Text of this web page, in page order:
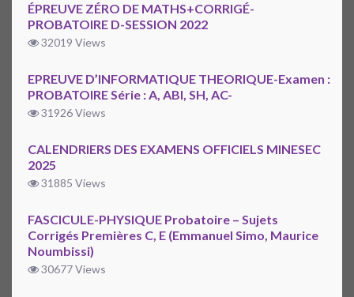
ÉPREUVE ZÉRO DE MATHS+CORRIGÉ-
PROBATOIRE D-SESSION 2022
32019 Views
EPREUVE D’INFORMATIQUE THEORIQUE-Examen :
PROBATOIRE Série : A, ABI, SH, AC-
31926 Views
CALENDRIERS DES EXAMENS OFFICIELS MINESEC
2025
31885 Views
FASCICULE-PHYSIQUE Probatoire – Sujets
Corrigés Premières C, E (Emmanuel Simo, Maurice
Noumbissi)
30677 Views